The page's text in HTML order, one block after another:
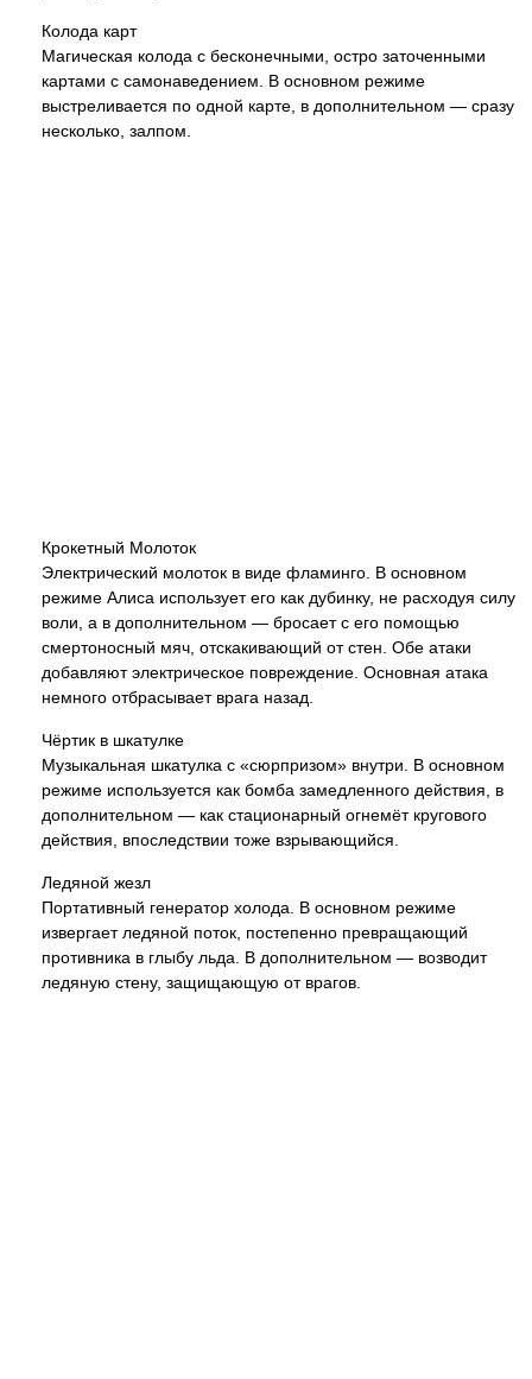
Колода карт
Магическая колода с бесконечными, остро заточенными
картами с самонаведением. В основном режиме
выстреливается по одной карте, в дополнительном — сразу
несколько, залпом.
Крокетный Молоток
Электрический молоток в виде фламинго. В основном
режиме Алиса использует его как дубинку, не расходуя силу
воли, а в дополнительном — бросает с его помощью
смертоносный мяч, отскакивающий от стен. Обе атаки
добавляют электрическое повреждение. Основная атака
немного отбрасывает врага назад.
Чёртик в шкатулке
Музыкальная шкатулка с «сюрпризом» внутри. В основном
режиме используется как бомба замедленного действия, в
дополнительном — как стационарный огнемёт кругового
действия, впоследствии тоже взрывающийся.
Ледяной жезл
Портативный генератор холода. В основном режиме
извергает ледяной поток, постепенно превращающий
противника в глыбу льда. В дополнительном — возводит
ледяную стену, защищающую от врагов.